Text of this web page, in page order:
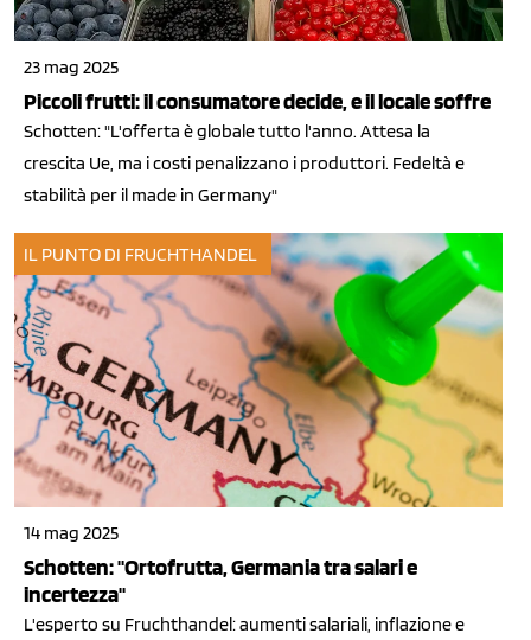
23 mag 2025
Piccoli frutti: il consumatore decide, e il locale soffre
Schotten: "L'offerta è globale tutto l'anno. Attesa la
crescita Ue, ma i costi penalizzano i produttori. Fedeltà e
stabilità per il made in Germany"
IL PUNTO DI FRUCHTHANDEL
14 mag 2025
Schotten: "Ortofrutta, Germania tra salari e
incertezza"
L'esperto su Fruchthandel: aumenti salariali, inflazione e